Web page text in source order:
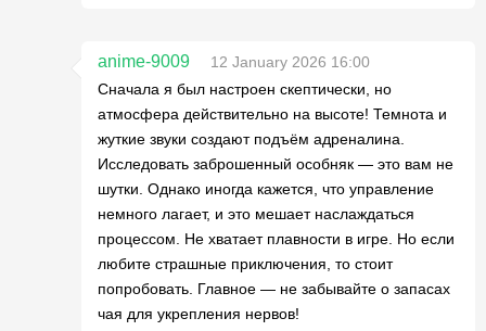
anime-9009
12 January 2026 16:00
Сначала я был настроен скептически, но
атмосфера действительно на высоте! Темнота и
жуткие звуки создают подъём адреналина.
Исследовать заброшенный особняк — это вам не
шутки. Однако иногда кажется, что управление
немного лагает, и это мешает наслаждаться
процессом. Не хватает плавности в игре. Но если
любите страшные приключения, то стоит
попробовать. Главное — не забывайте о запасах
чая для укрепления нервов!